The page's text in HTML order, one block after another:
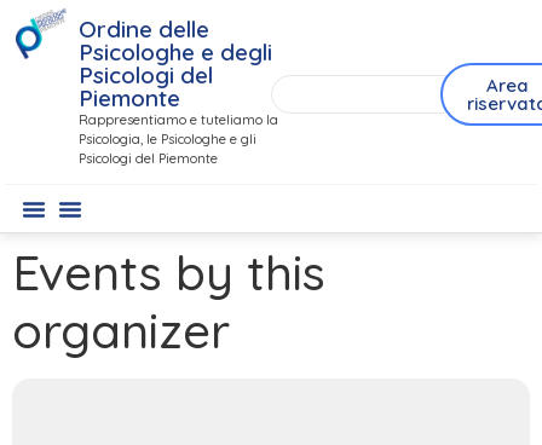
Ordine delle
Psicologhe e degli
Psicologi del
Piemonte
Rappresentiamo e tuteliamo la
Psicologia, le Psicologhe e gli
Psicologi del Piemonte
Area
Events by this
organizer